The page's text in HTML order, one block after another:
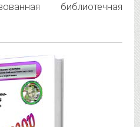
библиотечная